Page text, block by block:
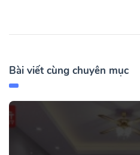
Bài viết cùng chuyên mục